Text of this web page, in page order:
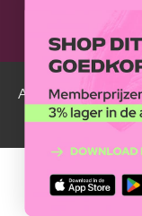
Alle Luxplus